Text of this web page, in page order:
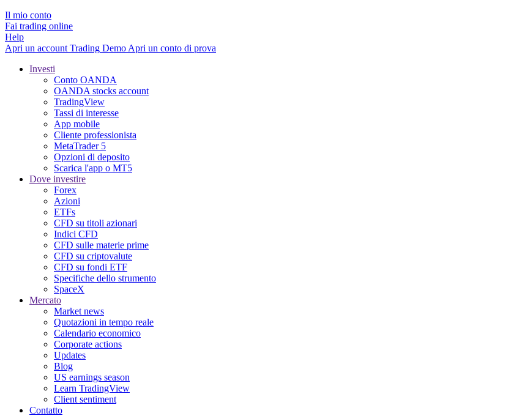
Il mio conto
Fai trading online
Help
Apri un account Trading Demo Apri un conto di prova
Investi
Conto OANDA
OANDA stocks account
TradingView
Tassi di interesse
App mobile
Cliente professionista
MetaTrader 5
Opzioni di deposito
Scarica l'app o MT5
Dove investire
Forex
Azioni
ETFs
CFD su titoli azionari
Indici CFD
CFD sulle materie prime
CFD su criptovalute
CFD su fondi ETF
Specifiche dello strumento
SpaceX
Mercato
Market news
Quotazioni in tempo reale
Calendario economico
Corporate actions
Updates
Blog
US earnings season
Learn TradingView
Client sentiment
Contatto